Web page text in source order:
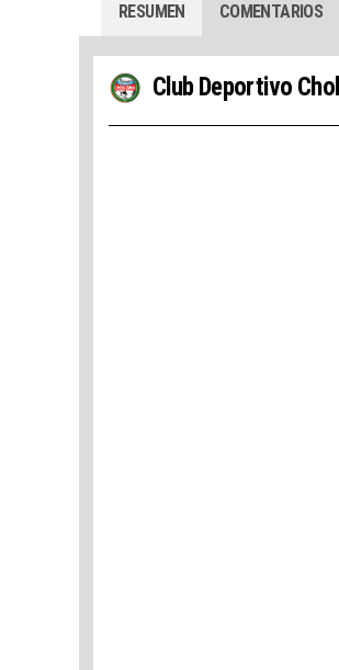
RESUMEN COMENTARIOS
Club Deportivo